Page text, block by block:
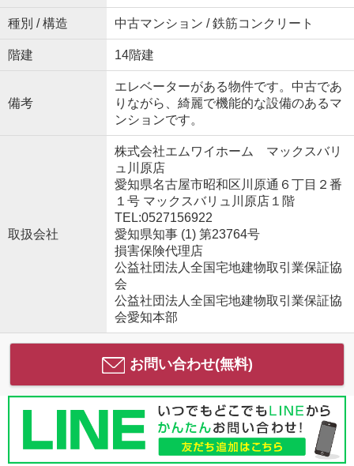
種別 / 構造 中古マンション / 鉄筋コンクリート
階建 14階建
備考
エレベーターがある物件です。中古であ
りながら、綺麗で機能的な設備のあるマ
ンションです。
取扱会社
株式会社エムワイホーム マックスバリ
ュ川原店
愛知県名古屋市昭和区川原通６丁目２番
１号 マックスバリュ川原店１階
TEL:0527156922
愛知県知事 (1) 第23764号
損害保険代理店
公益社団法人全国宅地建物取引業保証協
会
公益社団法人全国宅地建物取引業保証協
会愛知本部
お問い合わせ(無料)